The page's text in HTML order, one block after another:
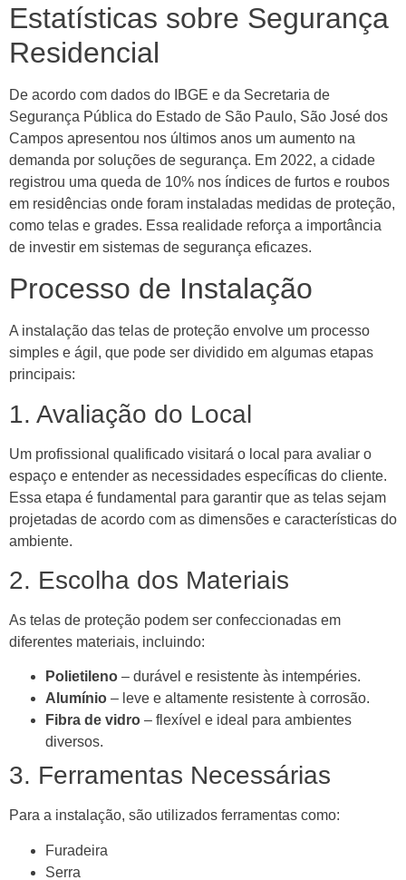
Estatísticas sobre Segurança
Residencial
De acordo com dados do IBGE e da Secretaria de
Segurança Pública do Estado de São Paulo, São José dos
Campos apresentou nos últimos anos um aumento na
demanda por soluções de segurança. Em 2022, a cidade
registrou uma queda de 10% nos índices de furtos e roubos
em residências onde foram instaladas medidas de proteção,
como telas e grades. Essa realidade reforça a importância
de investir em sistemas de segurança eficazes.
Processo de Instalação
A instalação das telas de proteção envolve um processo
simples e ágil, que pode ser dividido em algumas etapas
principais:
1. Avaliação do Local
Um profissional qualificado visitará o local para avaliar o
espaço e entender as necessidades específicas do cliente.
Essa etapa é fundamental para garantir que as telas sejam
projetadas de acordo com as dimensões e características do
ambiente.
2. Escolha dos Materiais
As telas de proteção podem ser confeccionadas em
diferentes materiais, incluindo:
Polietileno – durável e resistente às intempéries.
Alumínio – leve e altamente resistente à corrosão.
Fibra de vidro – flexível e ideal para ambientes
diversos.
3. Ferramentas Necessárias
Para a instalação, são utilizados ferramentas como:
Furadeira
Serra